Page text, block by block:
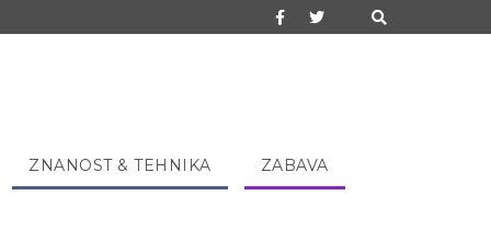
ZNANOST & TEHNIKA ZABAVA